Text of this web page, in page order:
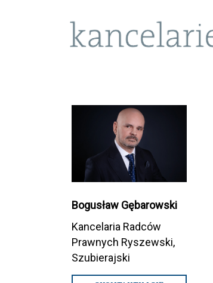
Bogusław Gębarowski
Kancelaria Radców
Prawnych Ryszewski,
Szubierajski